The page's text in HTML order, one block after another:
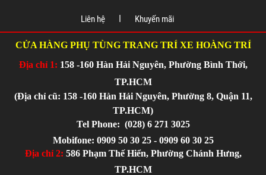
Liên hệ Khuyến mãi
CỬA HÀNG PHỤ TÙNG TRANG TRÍ XE HOÀNG TRÍ
Địa chỉ 1: 158 -160 Hàn Hải Nguyên, Phường Bình Thới,
TP.HCM
(Địa chỉ cũ: 158 -160 Hàn Hải Nguyên, Phường 8, Quận 11,
TP.HCM)
Tel Phone: (028) 6 271 3025
Mobifone: 0909 50 30 25 - 0909 60 30 25
Địa chỉ 2: 586 Phạm Thế Hiển, Phường Chánh Hưng,
TP.HCM